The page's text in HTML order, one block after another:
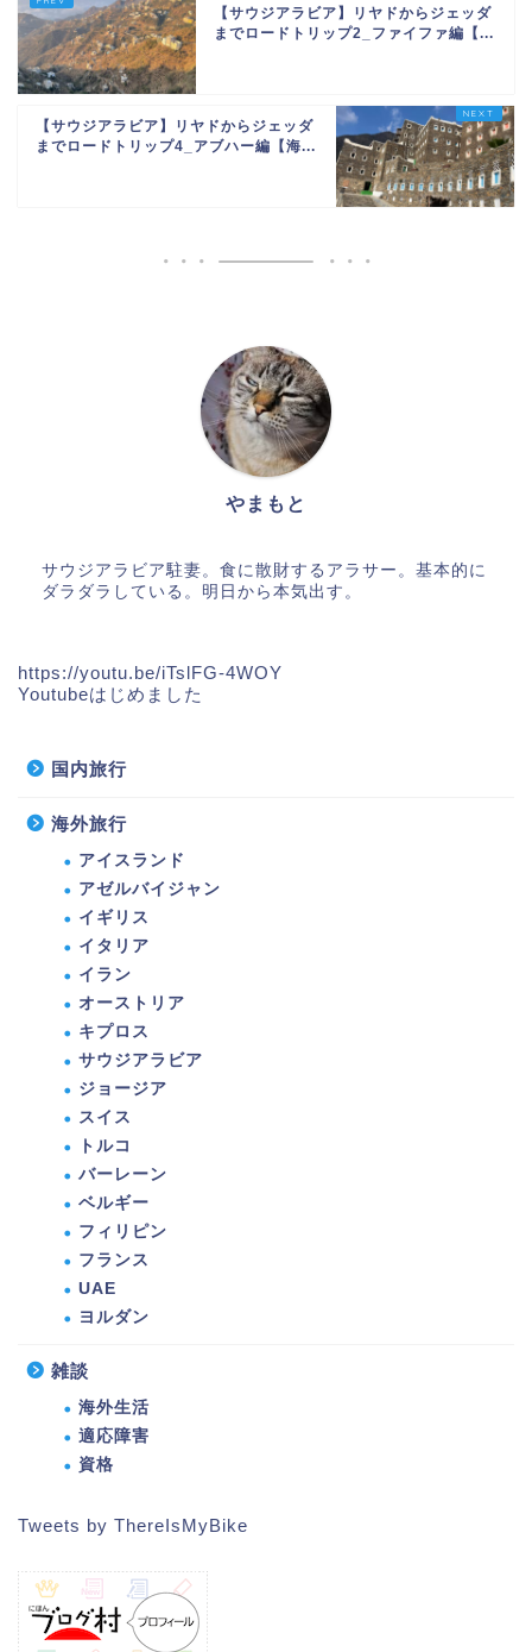
【サウジアラビア】リヤドからジェッダ
までロードトリップ2_ファイファ編【...
【サウジアラビア】リヤドからジェッダ
までロードトリップ4_アブハー編【海...
やまもと
サウジアラビア駐妻。食に散財するアラサー。基本的に
ダラダラしている。明日から本気出す。
https://youtu.be/iTslFG-4WOY
Youtubeはじめました
国内旅行
海外旅行
アイスランド
アゼルバイジャン
イギリス
イタリア
イラン
オーストリア
キプロス
サウジアラビア
ジョージア
スイス
トルコ
バーレーン
ベルギー
フィリピン
フランス
UAE
ヨルダン
雑談
海外生活
適応障害
資格
Tweets by ThereIsMyBike